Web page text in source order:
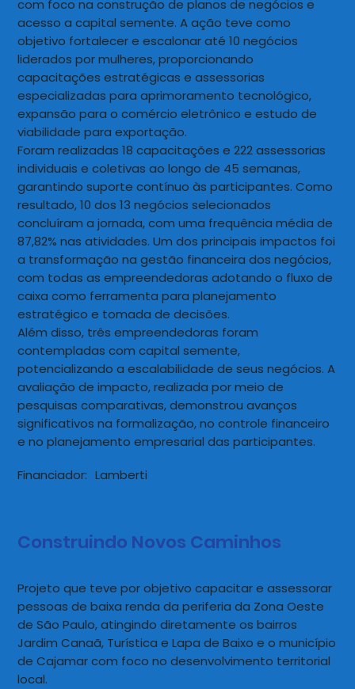
com foco na construção de planos de negócios e
acesso a capital semente. A ação teve como
objetivo fortalecer e escalonar até 10 negócios
liderados por mulheres, proporcionando
capacitações estratégicas e assessorias
especializadas para aprimoramento tecnológico,
expansão para o comércio eletrônico e estudo de
viabilidade para exportação.
Foram realizadas 18 capacitações e 222 assessorias
individuais e coletivas ao longo de 45 semanas,
garantindo suporte contínuo às participantes. Como
resultado, 10 dos 13 negócios selecionados
concluíram a jornada, com uma frequência média de
87,82% nas atividades. Um dos principais impactos foi
a transformação na gestão financeira dos negócios,
com todas as empreendedoras adotando o fluxo de
caixa como ferramenta para planejamento
estratégico e tomada de decisões.
Além disso, três empreendedoras foram
contempladas com capital semente,
potencializando a escalabilidade de seus negócios. A
avaliação de impacto, realizada por meio de
pesquisas comparativas, demonstrou avanços
significativos na formalização, no controle financeiro
e no planejamento empresarial das participantes.
Lamberti
Financiador:
Construindo Novos Caminhos
Projeto que teve por objetivo capacitar e assessorar
pessoas de baixa renda da periferia da Zona Oeste
de São Paulo, atingindo diretamente os bairros
Jardim Canaã, Turística e Lapa de Baixo e o município
de Cajamar com foco no desenvolvimento territorial
local.